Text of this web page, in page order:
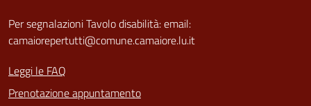
Per segnalazioni Tavolo disabilità: email:
camaiorepertutti@comune.camaiore.lu.it
Leggi le FAQ
Prenotazione appuntamento